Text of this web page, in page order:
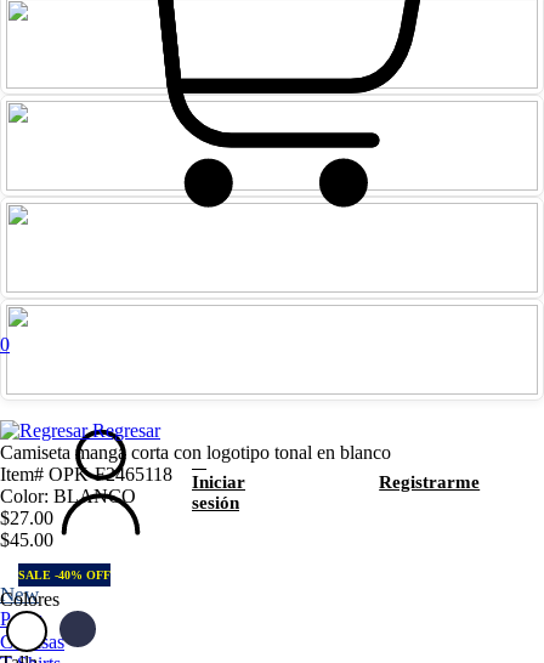
0
Iniciar
sesión
Registrarme
New
Polos
Camisas
Regresar
Camiseta manga corta con logotipo tonal en blanco
Item# OPK-F2465118
Color: BLANCO
$27.00
$45.00
SALE -40% OFF
Colores